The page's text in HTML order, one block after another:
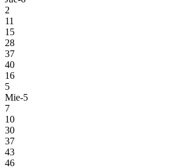
2
11
15
28
37
40
16
5
Mie-5
7
10
30
37
43
46